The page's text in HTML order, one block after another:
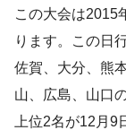
この大会は2015
ります。この日
佐賀、大分、熊
山、広島、山口
上位2名が12月9